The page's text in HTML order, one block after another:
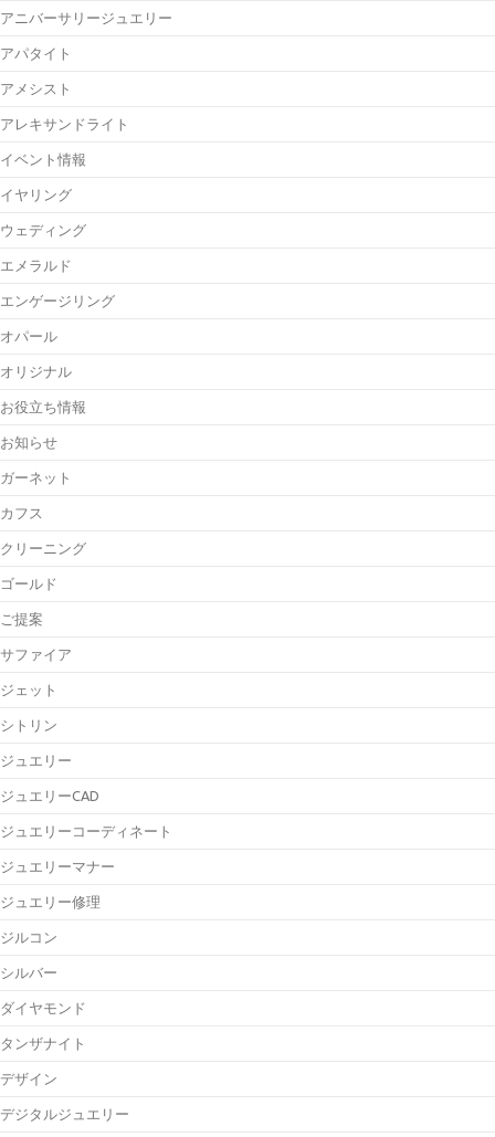
アニバーサリージュエリー
アパタイト
アメシスト
アレキサンドライト
イベント情報
イヤリング
ウェディング
エメラルド
エンゲージリング
オパール
オリジナル
お役立ち情報
お知らせ
ガーネット
カフス
クリーニング
ゴールド
ご提案
サファイア
ジェット
シトリン
ジュエリー
ジュエリーCAD
ジュエリーコーディネート
ジュエリーマナー
ジュエリー修理
ジルコン
シルバー
ダイヤモンド
タンザナイト
デザイン
デジタルジュエリー